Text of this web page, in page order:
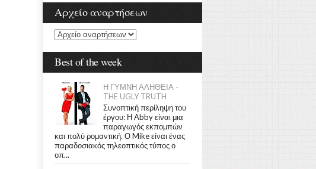
Αρχείο αναρτήσεων
Best of the week
Η ΓΥΜΝΗ ΑΛΗΘΕΙΑ -
THE UGLY TRUTH
Συνοπτική περίληψη του
έργου: Η Abby είναι μια
παραγωγός εκπομπών
και πολύ ρομαντική. Ο Mike είναι ένας
παραδοσιακός τηλεοπτικός τύπος ο
οπ...